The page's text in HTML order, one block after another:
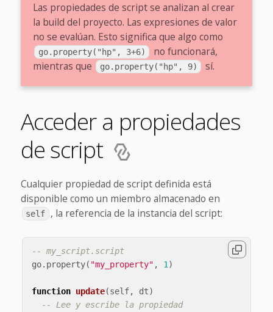
Las propiedades de script se analizan al crear
la build del proyecto. Las expresiones de valor
no se evalúan. Esto significa que algo como
go.property("hp", 3+6)
no funcionará,
mientras que
go.property("hp", 9) sí.
Acceder a propiedades
de script
Cualquier propiedad de script definida está
disponible como un miembro almacenado en
self , la referencia de la instancia del script:
-- my_script.script
go. property( "my_property" , 1 )
function update(self, dt)
-- Lee y escribe la propiedad